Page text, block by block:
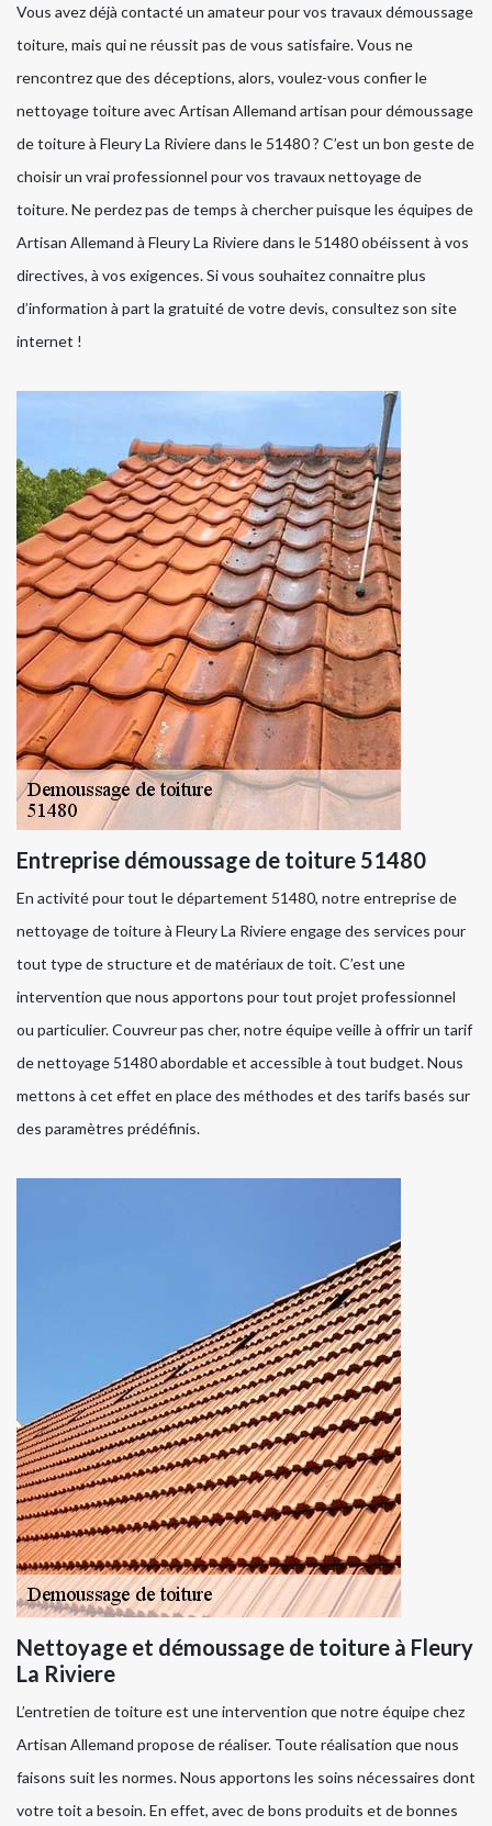
Vous avez déjà contacté un amateur pour vos travaux démoussage
toiture, mais qui ne réussit pas de vous satisfaire. Vous ne
rencontrez que des déceptions, alors, voulez-vous confier le
nettoyage toiture avec Artisan Allemand artisan pour démoussage
de toiture à Fleury La Riviere dans le 51480 ? C’est un bon geste de
choisir un vrai professionnel pour vos travaux nettoyage de
toiture. Ne perdez pas de temps à chercher puisque les équipes de
Artisan Allemand à Fleury La Riviere dans le 51480 obéissent à vos
directives, à vos exigences. Si vous souhaitez connaitre plus
d’information à part la gratuité de votre devis, consultez son site
internet !
Entreprise démoussage de toiture 51480
En activité pour tout le département 51480, notre entreprise de
nettoyage de toiture à Fleury La Riviere engage des services pour
tout type de structure et de matériaux de toit. C’est une
intervention que nous apportons pour tout projet professionnel
ou particulier. Couvreur pas cher, notre équipe veille à offrir un tarif
de nettoyage 51480 abordable et accessible à tout budget. Nous
mettons à cet effet en place des méthodes et des tarifs basés sur
des paramètres prédéfinis.
Nettoyage et démoussage de toiture à Fleury
La Riviere
L’entretien de toiture est une intervention que notre équipe chez
Artisan Allemand propose de réaliser. Toute réalisation que nous
faisons suit les normes. Nous apportons les soins nécessaires dont
votre toit a besoin. En effet, avec de bons produits et de bonnes